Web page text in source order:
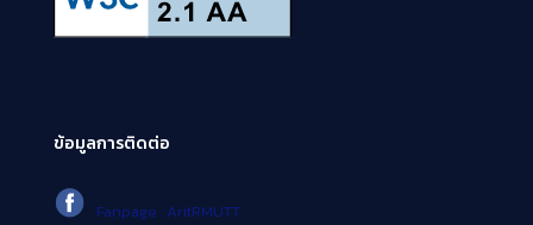
ข้อมูลการติดต่อ
Fanpage : AritRMUTT